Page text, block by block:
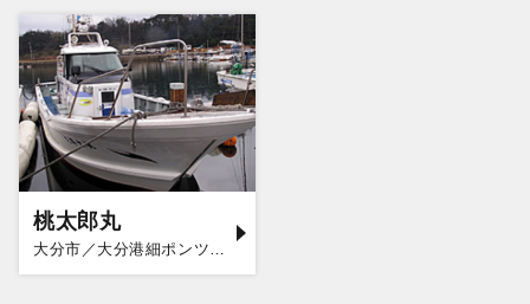
桃太郎丸